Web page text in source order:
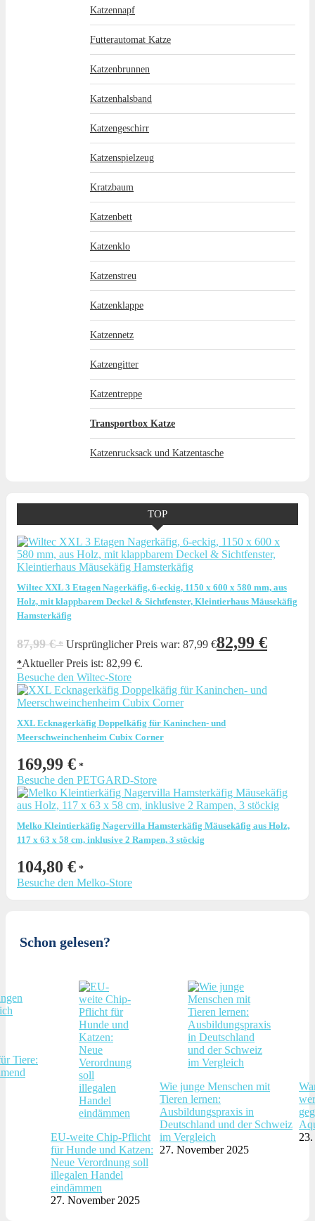
Katzennapf
Futterautomat Katze
Katzenbrunnen
Katzenhalsband
Katzengeschirr
Katzenspielzeug
Kratzbaum
Katzenbett
Katzenklo
Katzenstreu
Katzenklappe
Katzennetz
Katzengitter
Katzentreppe
Transportbox Katze
Katzenrucksack und Katzentasche
TOP
Wiltec XXL 3 Etagen Nagerkäfig, 6-eckig, 1150 x 600 x 580 mm, aus
Holz, mit klappbarem Deckel & Sichtfenster, Kleintierhaus Mäusekäfig
Hamsterkäfig
87,99€ Ursprünglicher Preis war: 87,99 €82,99 €
Aktueller Preis ist: 82,99 €.
Besuche den Wiltec-Store
XXL Ecknagerkäfig Doppelkäfig für Kaninchen- und
Meerschweinchenheim Cubix Corner
169,99 €
Besuche den PETGARD-Store
Melko Kleintierkäfig Nagervilla Hamsterkäfig Mäusekäfig aus Holz,
117 x 63 x 58 cm, inklusive 2 Rampen, 3 stöckig
104,80 €
Besuche den Melko-Store
Schon gelesen?
Tiere:
EU-weite Chip-Pflicht
für Hunde und Katzen:
Neue Verordnung soll
illegalen Handel
eindämmen
27. November 2025
Wie junge Menschen mit
Tieren lernen:
Ausbildungspraxis in
Deutschland und der Schweiz
im Vergleich
27. November 2025